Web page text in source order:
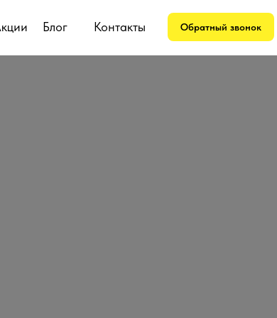
Блог Контакты Обратный звонок